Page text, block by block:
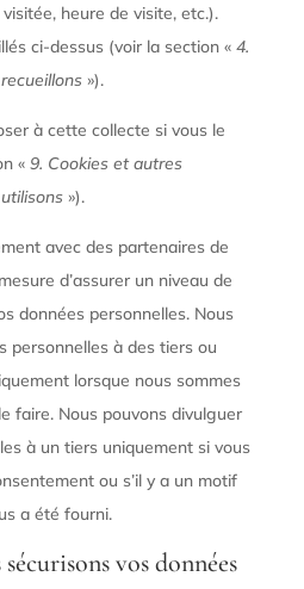
heure de visite, etc.).
ci-dessus (voir la section « 4.
»).
à cette collecte si vous le
« 9. Cookies et autres
»).
avec des partenaires de
d’assurer un niveau de
données personnelles. Nous
personnelles à des tiers ou
lorsque nous sommes
faire. Nous pouvons divulguer
à un tiers uniquement si vous
ou s’il y a un motif
a été fourni.
vos données